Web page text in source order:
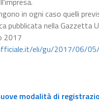
in ogni caso quelli
pubblicata nella Gazzetta
2017
eli/gu/2017/06/
modalità di